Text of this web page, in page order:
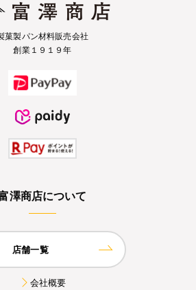
菓製パン材料販売会社
創業１９１９年
澤商店について
店舗一覧
会社概要